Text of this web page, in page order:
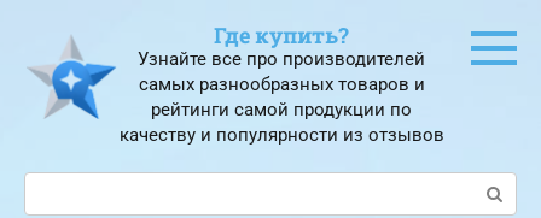
контенту
Где купить?
Узнайте все про производителей
самых разнообразных товаров и
рейтинги самой продукции по
качеству и популярности из отзывов
Поиск: